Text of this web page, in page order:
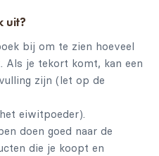
uit?
bij om te zien hoeveel
Als je tekort komt, kan een
zijn (let op de
eiwitpoeder).
doen goed naar de
die je koopt en